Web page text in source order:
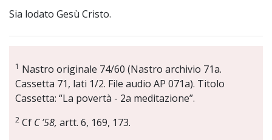
Sia lodato Gesù Cristo.
1 Nastro originale 74/60 (Nastro archivio 71a.
Cassetta 71, lati 1/2. File audio AP 071a). Titolo
Cassetta: “La povertà - 2a meditazione”.
2 Cf C ’58, artt. 6, 169, 173.